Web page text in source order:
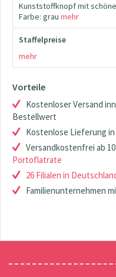
Kunststoffknopf mit
Farbe: grau mehr
Staffelpreise
mehr
Vorteile
Kostenloser Versand
Bestellwert
Kostenlose Lieferung in
Versandkostenfrei ab
Portoflatrate
26 Filialen in
Familienunternehmen